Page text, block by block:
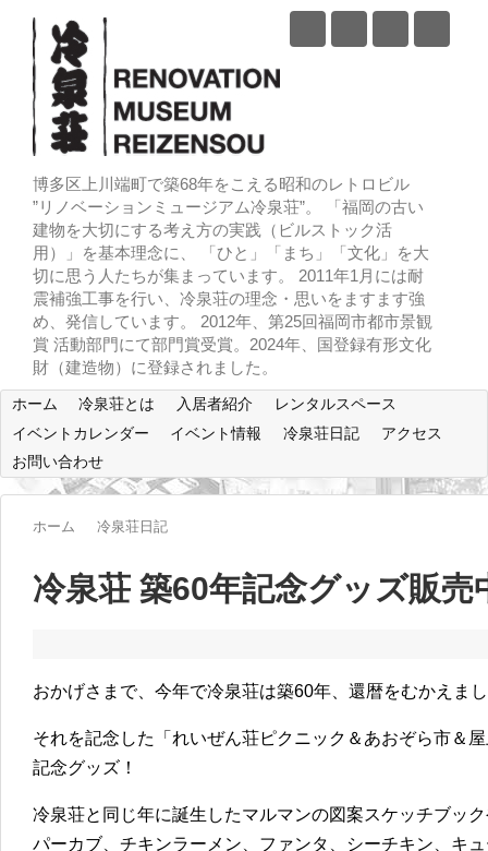
博多区上川端町で築68年をこえる昭和のレトロビル
”リノベーションミュージアム冷泉荘”。 「福岡の古い
建物を大切にする考え方の実践（ビルストック活
用）」を基本理念に、 「ひと」「まち」「文化」を大
切に思う人たちが集まっています。 2011年1月には耐
震補強工事を行い、冷泉荘の理念・思いをますます強
め、発信しています。 2012年、第25回福岡市都市景観
賞 活動部門にて部門賞受賞。2024年、国登録有形文化
財（建造物）に登録されました。
ホーム 冷泉荘とは 入居者紹介
レンタルスペース
イベントカレンダー
イベント情報 冷泉荘日記
アクセス
お問い合わせ
ホーム 冷泉荘日記
冷泉荘 築60年記念グッズ販売
おかげさまで、今年で冷泉荘は築60年、還暦をむかえま
それを記念した「れいぜん荘ピクニック＆あおぞら市＆
記念グッズ！
冷泉荘と同じ年に誕生したマルマンの図案スケッチブッ
パーカブ、チキンラーメン、ファンタ、シーチキン、キ